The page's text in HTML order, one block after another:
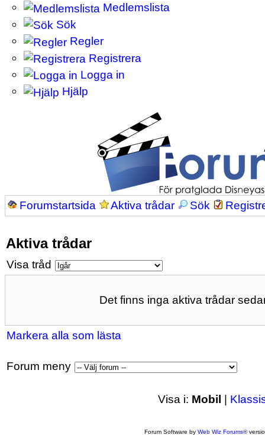
Medlemslista
Sök
Regler
Registrera
Logga in
Hjälp
Forumstartsida Aktiva trådar Sök
Aktiva trådar
Visa tråd
Det finns inga aktiva trådar
Markera alla som lästa
Forum meny
Visa i: Mobil |
Forum Software byWeb Wiz Forums®